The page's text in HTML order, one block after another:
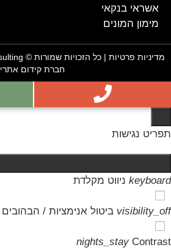
אשראי בנקאי
מימון המונים
מדיניות פרטיות | כל הזכויות שמורות © Targo Consulting
חברת קידום
תפריט נגישות
keyboard ניווט מקלדת
visibility_off ביטול אנימציות / הבהובים
nights_stay Contrast